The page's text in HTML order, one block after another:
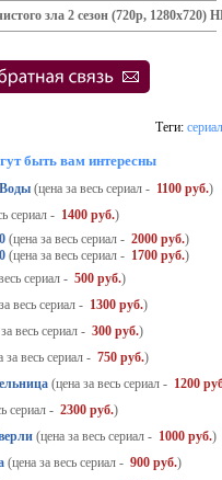
зла 2 сезон (720p, 1280х720)
Теги:
быть вам интересны
(цена за весь сериал - 1100 руб.)
сериал - 1400 руб.)
(цена за весь сериал - 2000 руб.)
(цена за весь сериал - 1700 руб.)
сериал - 500 руб.)
весь сериал - 1300 руб.)
весь сериал - 300 руб.)
за весь сериал - 750 руб.)
(цена за весь сериал - 1200
сериал - 2300 руб.)
(цена за весь сериал - 1000 руб.)
(цена за весь сериал - 900 руб.)